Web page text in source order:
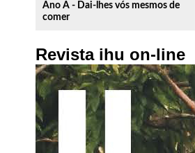
Ano A - Dai-lhes vós mesmos de
comer
Revista ihu on-line